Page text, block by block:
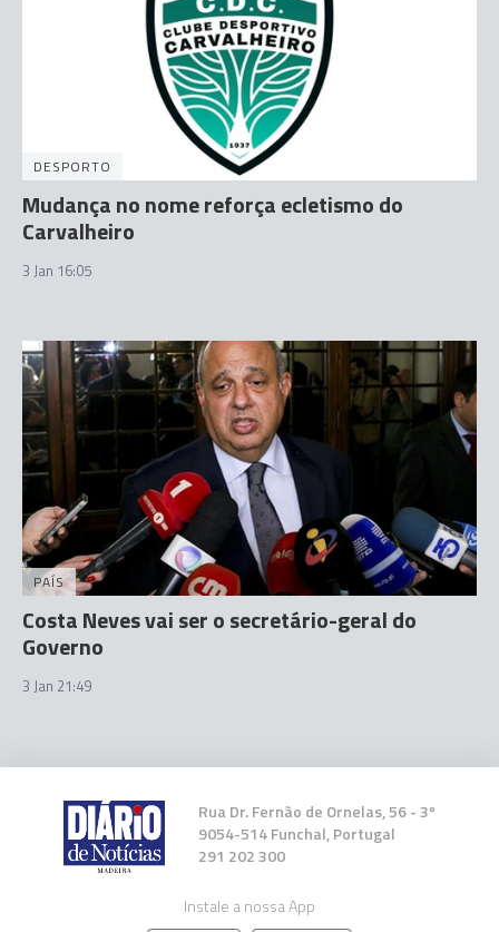
DESPORTO
Mudança no nome reforça ecletismo do
Carvalheiro
3 Jan 16:05
PAÍS
Costa Neves vai ser o secretário-geral do
Governo
3 Jan 21:49
Rua Dr. Fernão de Ornelas, 56 - 3º
9054-514 Funchal, Portugal
291 202 300
Instale a nossa App